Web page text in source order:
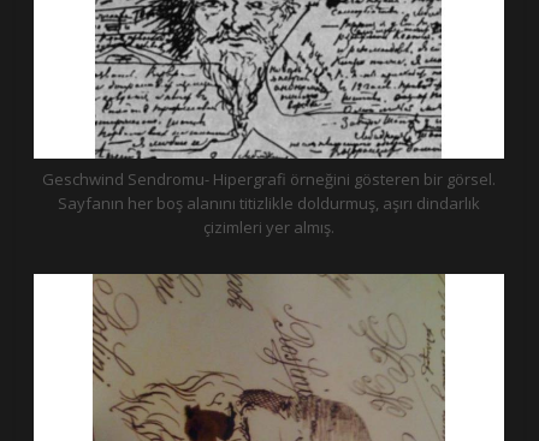
Geschwind Sendromu- Hipergrafi örneğini gösteren bir görsel.
Sayfanın her boş alanını titizlikle doldurmuş, aşırı dindarlık
çizimleri yer almış.